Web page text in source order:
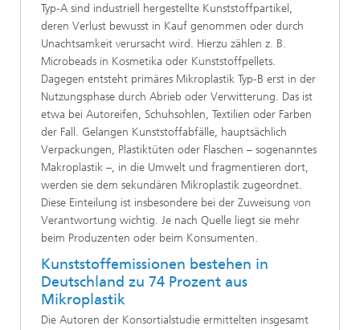
Typ-A sind industriell hergestellte Kunststoffpartikel,
deren Verlust bewusst in Kauf genommen oder durch
Unachtsamkeit verursacht wird. Hierzu zählen z. B.
Microbeads in Kosmetika oder Kunststoffpellets.
Dagegen entsteht primäres Mikroplastik Typ-B erst in der
Nutzungsphase durch Abrieb oder Verwitterung. Das ist
etwa bei Autoreifen, Schuhsohlen, Textilien oder Farben
der Fall. Gelangen Kunststoffabfälle, hauptsächlich
Verpackungen, Plastiktüten oder Flaschen – sogenanntes
Makroplastik –, in die Umwelt und fragmentieren dort,
werden sie dem sekundären Mikroplastik zugeordnet.
Diese Einteilung ist insbesondere bei der Zuweisung von
Verantwortung wichtig. Je nach Quelle liegt sie mehr
beim Produzenten oder beim Konsumenten.
Kunststoffemissionen bestehen in
Deutschland zu 74 Prozent aus
Mikroplastik
Die Autoren der Konsortialstudie ermittelten insgesamt